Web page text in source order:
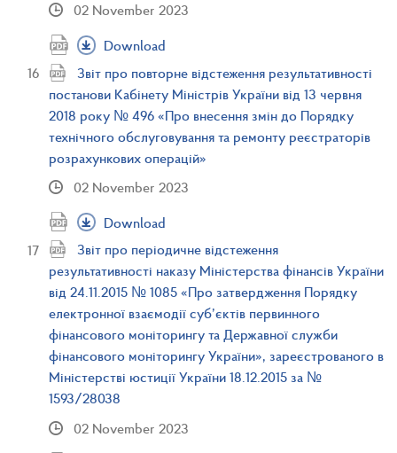
02 November 2023
Download
Звіт про повторне відстеження результативності
постанови Кабінету Міністрів України від 13 червня
2018 року № 496 «Про внесення змін до Порядку
технічного обслуговування та ремонту реєстраторів
розрахункових операцій»
02 November 2023
Download
Звіт про періодичне відстеження
результативності наказу Міністерства фінансів України
від 24.11.2015 № 1085 «Про затвердження Порядку
електронної взаємодії суб’єктів первинного
фінансового моніторингу та Державної служби
фінансового моніторингу України», зареєстрованого в
Міністерстві юстиції України 18.12.2015 за №
1593/28038
02 November 2023